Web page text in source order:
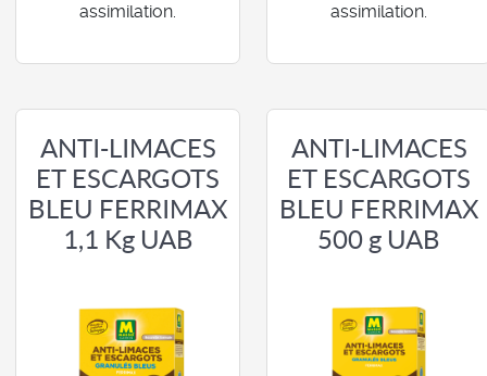
assimilation.
assimilation.
ANTI-LIMACES
ET ESCARGOTS
BLEU FERRIMAX
1,1 Kg UAB
ANTI-LIMACES
ET ESCARGOTS
BLEU FERRIMAX
500 g UAB